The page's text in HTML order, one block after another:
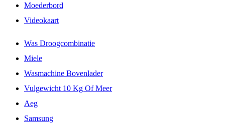
Moederbord
Videokaart
Was Droogcombinatie
Miele
Wasmachine Bovenlader
Vulgewicht 10 Kg Of Meer
Aeg
Samsung